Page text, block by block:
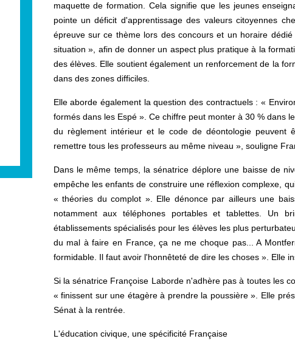
maquette de formation. Cela signifie que les jeunes
pointe un déficit d'apprentissage des valeurs citoyennes
épreuve sur ce thème lors des concours et un horaire
situation », afin de donner un aspect plus pratique à la
des élèves. Elle soutient également un renforcement de la
dans des zones difficiles.
Elle aborde également la question des contractuels : «
formés dans les Espé ». Ce chiffre peut monter à 30 % dans
du règlement intérieur et le code de déontologie peuvent
remettre tous les professeurs au même niveau », souligne
Dans le même temps, la sénatrice déplore une baisse de
empêche les enfants de construire une réflexion complexe,
« théories du complot ». Elle dénonce par ailleurs une
notamment aux téléphones portables et tablettes. Un
établissements spécialisés pour les élèves les plus
du mal à faire en France, ça ne me choque pas... A
formidable. Il faut avoir l'honnêteté de dire les choses ». Elle
Si la sénatrice Françoise Laborde n'adhère pas à toutes les
« finissent sur une étagère à prendre la poussière ». Elle
Sénat à la rentrée.
L'éducation civique, une spécificité Française